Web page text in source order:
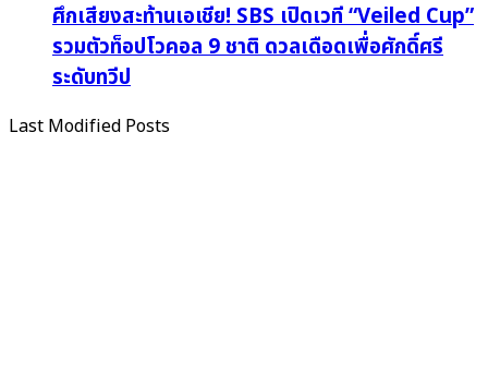
ศึกเสียงสะท้านเอเชีย! SBS เปิดเวที “Veiled Cup”
รวมตัวท็อปโวคอล 9 ชาติ ดวลเดือดเพื่อศักดิ์ศรี
ระดับทวีป
Last Modified Posts